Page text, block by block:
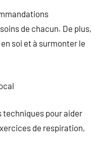
de chacun. De plus,
soi et à surmonter le
techniques pour aider
de respiration,